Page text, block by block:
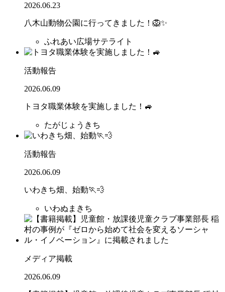
2026.06.23
八木山動物公園に行ってきました！🦁✨
ふれあい広場サテライト
活動報告
2026.06.09
トヨタ職業体験を実施しました！🚙
たがじょうきち
活動報告
2026.06.09
いわきち畑、始動🏃💨
いわぬまきち
メディア掲載
2026.06.09